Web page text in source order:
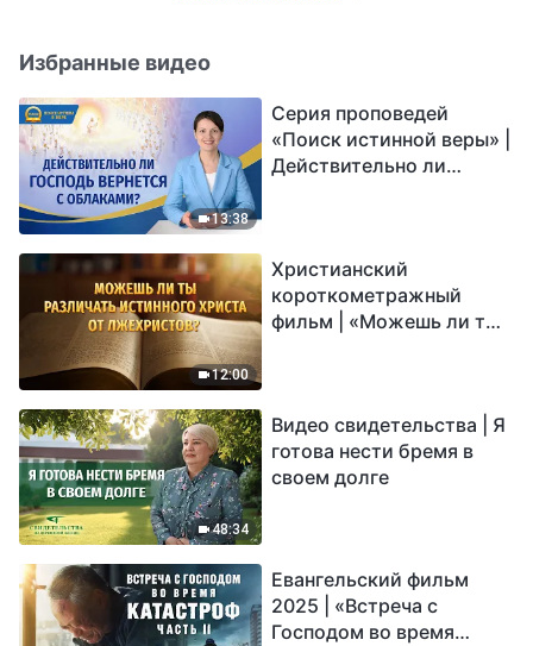
Избранные видео
13:38
Серия проповедей
«Поиск истинной веры» |
Действительно ли
12:00
Христианский
короткометражный
фильм | «Можешь ли ты
48:34
Видео свидетельства | Я
готова нести бремя в
своем долге
Евангельский фильм
2025 | «Встреча с
Господом во время